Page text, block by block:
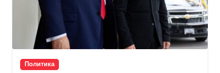
Политика